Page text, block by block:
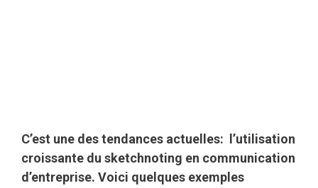
C’est une des tendances actuelles: l’utilisation
croissante du sketchnoting en communication
d’entreprise. Voici quelques exemples